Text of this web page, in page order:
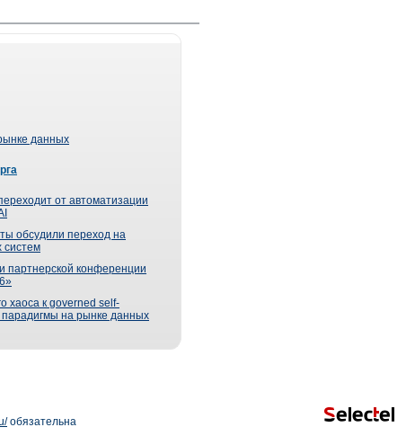
данных
от автоматизации
обсудили переход на
систем
партнерской конференции
хаоса к governed self-
на рынке данных
обязательна